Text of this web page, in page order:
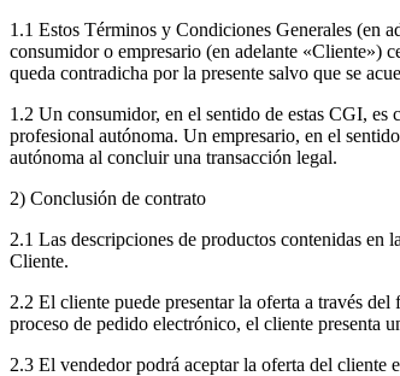
1.1 Estos Términos y Condiciones Generales (en
consumidor o empresario (en adelante «Cliente»)
queda contradicha por la presente salvo que se
1.2 Un consumidor, en el sentido de estas CGI,
profesional autónoma. Un empresario, en el
autónoma al concluir una transacción legal.
2) Conclusión de contrato
2.1 Las descripciones de productos contenidas en
Cliente.
2.2 El cliente puede presentar la oferta a través
proceso de pedido electrónico, el cliente presenta
2.3 El vendedor podrá aceptar la oferta del cliente